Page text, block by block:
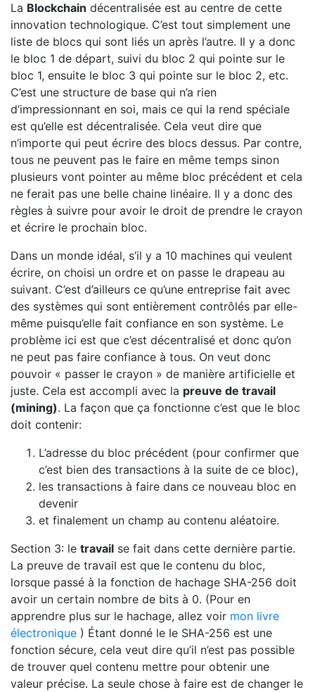
La Blockchain décentralisée est au centre de cette
innovation technologique. C’est tout simplement une
liste de blocs qui sont liés un après l’autre. Il y a donc
le bloc 1 de départ, suivi du bloc 2 qui pointe sur le
bloc 1, ensuite le bloc 3 qui pointe sur le bloc 2, etc.
C’est une structure de base qui n’a rien
d’impressionnant en soi, mais ce qui la rend spéciale
est qu’elle est décentralisée. Cela veut dire que
n’importe qui peut écrire des blocs dessus. Par contre,
tous ne peuvent pas le faire en même temps sinon
plusieurs vont pointer au même bloc précédent et cela
ne ferait pas une belle chaine linéaire. Il y a donc des
règles à suivre pour avoir le droit de prendre le crayon
et écrire le prochain bloc.
Dans un monde idéal, s’il y a 10 machines qui veulent
écrire, on choisi un ordre et on passe le drapeau au
suivant. C’est d’ailleurs ce qu’une entreprise fait avec
des systèmes qui sont entièrement contrôlés par elle-
même puisqu’elle fait confiance en son système. Le
problème ici est que c’est décentralisé et donc qu’on
ne peut pas faire confiance à tous. On veut donc
pouvoir « passer le crayon » de manière artificielle et
juste. Cela est accompli avec la preuve de travail
(mining). La façon que ça fonctionne c’est que le bloc
doit contenir:
L’adresse du bloc précédent (pour confirmer que
c’est bien des transactions à la suite de ce bloc),
les transactions à faire dans ce nouveau bloc en
devenir
et finalement un champ au contenu aléatoire.
Section 3: le travail se fait dans cette dernière partie.
La preuve de travail est que le contenu du bloc,
lorsque passé à la fonction de hachage SHA-256 doit
avoir un certain nombre de bits à 0. (Pour en
apprendre plus sur le hachage, allez voir mon livre
électronique ) Étant donné le le SHA-256 est une
fonction sécure, cela veut dire qu’il n’est pas possible
de trouver quel contenu mettre pour obtenir une
valeur précise. La seule chose à faire est de changer le